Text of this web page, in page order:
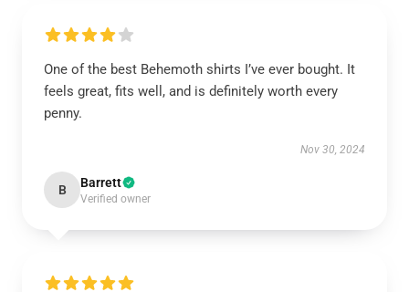
One of the best Behemoth shirts I’ve ever bought. It
feels great, fits well, and is definitely worth every
penny.
Nov 30, 2024
B Barrett
Verified owner